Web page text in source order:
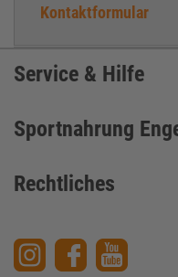
Kontaktformular
Service & Hilfe
Sportnahrung
Rechtliches